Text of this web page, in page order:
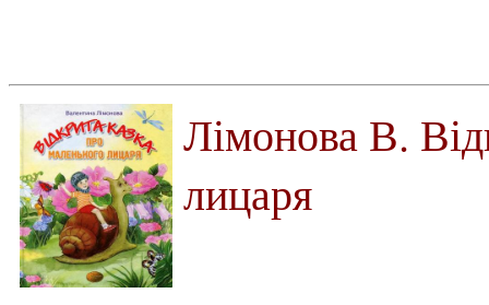
Лімонова В.
лицаря